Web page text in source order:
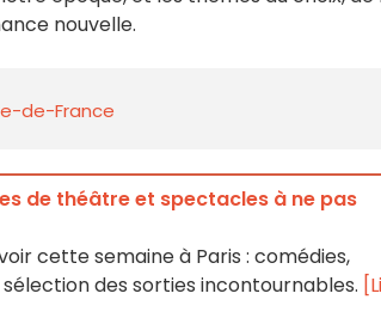
nouvelle.
de-France
de théâtre et spectacles à ne pas
cette semaine à Paris : comédies,
des sorties incontournables.